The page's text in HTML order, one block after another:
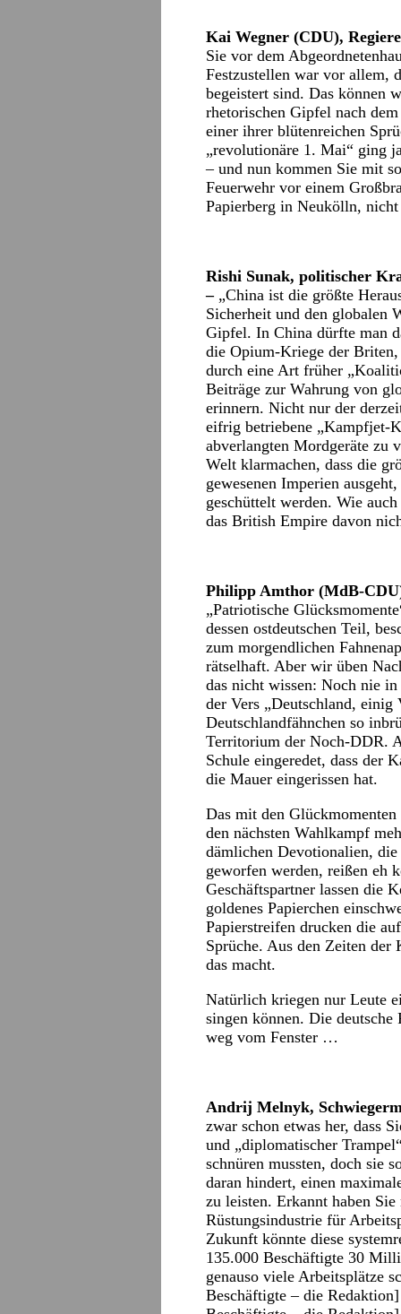
Kai Wegner (CDU),
Sie vor dem
Festzustellen war vor allem,
begeistert sind. Das können
rhetorischen Gipfel nach
einer ihrer blütenreichen
„revolutionäre 1. Mai“ ging
– und nun kommen Sie mit
Feuerwehr vor einem
Papierberg in Neukölln, nicht
Rishi Sunak, politischer
–„China ist die größte
Sicherheit und den globalen
Gipfel. In China dürfte man
die Opium-Kriege der Briten,
durch eine Art früher
Beiträge zur Wahrung von
erinnern. Nicht nur der
eifrig betriebene „Kampfjet-
abverlangten Mordgeräte zu
Welt klarmachen, dass die
gewesenen Imperien
geschüttelt werden. Wie
das British Empire davon
Philipp Amthor (MdB-
„Patriotische
dessen ostdeutschen Teil,
zum morgendlichen
rätselhaft. Aber wir üben
das nicht wissen: Noch nie
der Vers „Deutschland, einig
Deutschlandfähnchen so
Territorium der Noch-DDR.
Schule eingeredet, dass der
die Mauer eingerissen hat.
Das mit den
den nächsten Wahlkampf
dämlichen Devotionalien,
geworfen werden, reißen eh
Geschäftspartner lassen die
goldenes Papierchen
Papierstreifen drucken die
Sprüche. Aus den Zeiten
das macht.
Natürlich kriegen nur Leute
singen können. Die
weg vom Fenster …
Andrij Melnyk,
zwar schon etwas her, dass
und „diplomatischer
schnüren mussten, doch sie
daran hindert, einen
zu leisten. Erkannt haben
Rüstungsindustrie für
Zukunft könnte diese
135.000 Beschäftigte 30
genauso viele Arbeitsplätze
Beschäftigte – die